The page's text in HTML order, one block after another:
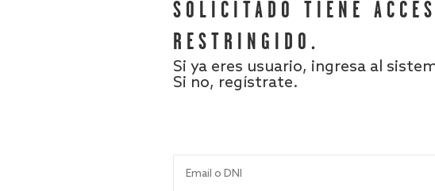
SOLICITADO TIENE
RESTRINGIDO.
Si ya eres usuario, ingresa al
Si no, regístrate.